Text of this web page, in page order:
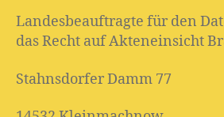
Landesbeauftragte für den
das Recht auf Akteneinsicht
Stahnsdorfer Damm 77